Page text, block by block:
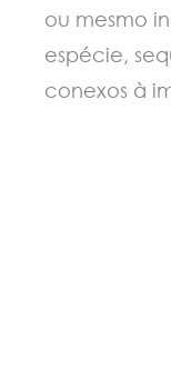
ou mesmo
espécie,
conexos à